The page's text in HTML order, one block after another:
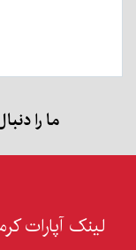
ما را
لینک آپارات